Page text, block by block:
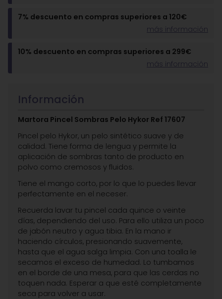
7% descuento en compras superiores a 120€
más información
10% descuento en compras superiores a 299€
más información
Información
Martora Pincel Sombras Pelo Hykor Ref 17607
Pincel pelo Hykor, un pelo sintético suave y de
calidad. Tiene forma de lengua y permite la
aplicación de sombras tanto de producto en
polvo como cremosos y fluidos.
Tiene el mango corto, por lo que lo puedes llevar
perfectamente en el neceser.
Recuerda lavar tu pincel cada quince o veinte
días, dependiendo del uso. Para ello utiliza un poco
de jabón neutro y agua tibia. En la mano ir
haciendo círculos, presionando suavemente,
hasta que el agua salga limpia. Con una toalla le
secamos el exceso de humedad. Lo tumbamos
en el borde de una mesa, para que las cerdas no
toquen nada. Esperar a que esté completamente
seca para volver a usar.